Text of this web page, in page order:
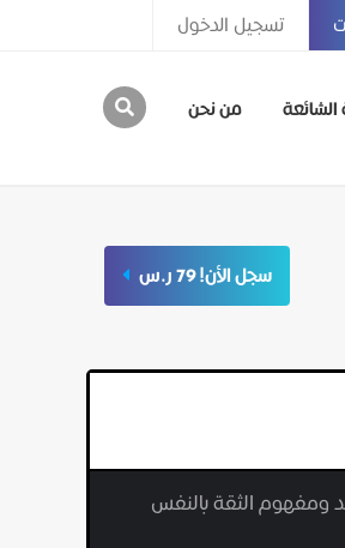
تسجيل الدخول
الشائعة من نحن
سجل الأن! 79 ر.س
ومفهوم الثقة بالنفس